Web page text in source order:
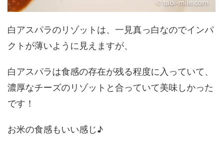
白アスパラのリゾットは、一見真っ白なのでインパ
クトが薄いように見えますが、
白アスパラは食感の存在が残る程度に入っていて、
濃厚なチーズのリゾットと合っていて美味しかった
です！
お米の食感もいい感じ♪